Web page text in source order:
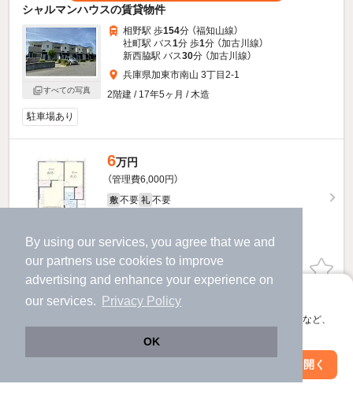
By using our services, you agree that we and
our partners use cookies to improve
advertising and enhance your experience on
our services.
Privacy Policy
OK
アプリに切り替えて、サクサクお部屋探し
会員登録なしですぐ使える。マップ検索やお気に入り保存など、
アプリを開く
シャルマンハウスの賃貸物件
すべての写真
相野駅 歩154分 （福知山線）
社町駅 バス1分 歩1分 （加古川線）
新西脇駅 バス30分 （加古川線）
兵庫県加東市南山 3丁目2-1
2階建 / 17年5ヶ月 / 木造
駐車場あり
6万円
（管理費6,000円）
敷 不要 礼 不要
（無料）
ほか提供
シャルマンハウスのすべての部屋を見る
絞り込み条件を変更